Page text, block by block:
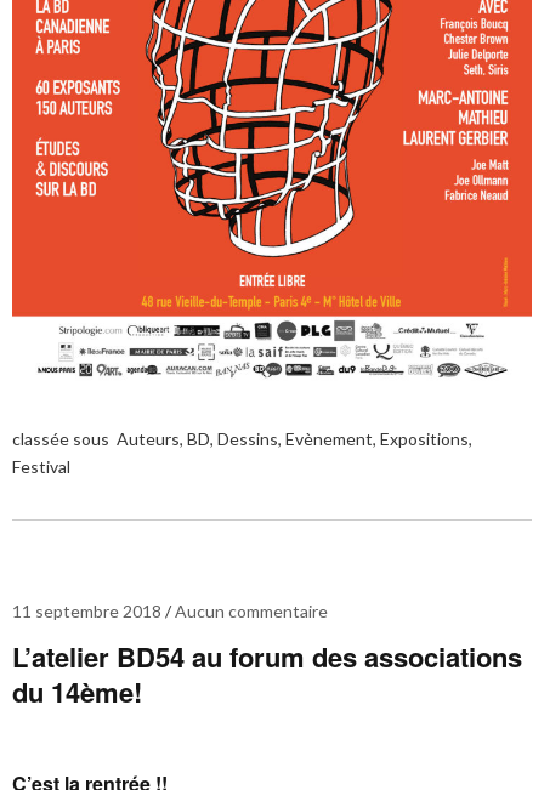
classée sous Auteurs, BD, Dessins, Evènement, Expositions,
Festival
11 septembre 2018 Aucun commentaire
L’atelier BD54 au forum des associations
du 14ème!
C’est la rentrée !!